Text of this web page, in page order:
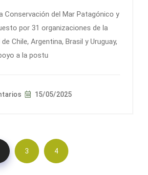
Conservación del Mar Patagónico y
por 31 organizaciones de la
Chile, Argentina, Brasil y Uruguay,
a la postu
15/05/2025
3 4